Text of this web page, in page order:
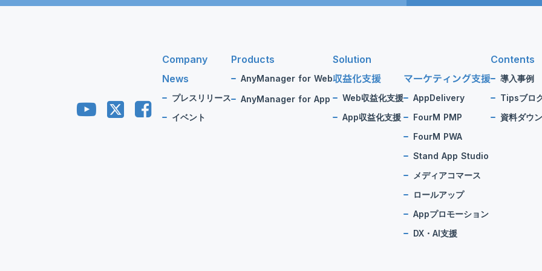
Company
News
プレスリリース
イベント
Products
AnyManager for Web
AnyManager for App
Solution
収益化支援
Web収益化支援
App収益化支援
マーケティング支援
AppDelivery
FourM PMP
FourM PWA
Stand App Studio
メディアコマース
ロールアップ
Appプロモーション
DX・AI支援
Contents
導入事例
Tipsブロ
資料ダウ